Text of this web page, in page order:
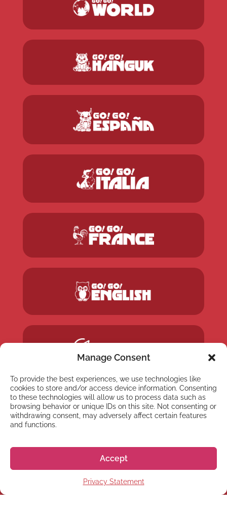
Manage Consent
To provide the best experiences, we use technologies like
cookies to store and/or access device information. Consenting
to these technologies will allow us to process data such as
browsing behavior or unique IDs on this site. Not consenting or
withdrawing consent, may adversely affect certain features
and functions.
Accept
Privacy Statement
NEWSLETTER